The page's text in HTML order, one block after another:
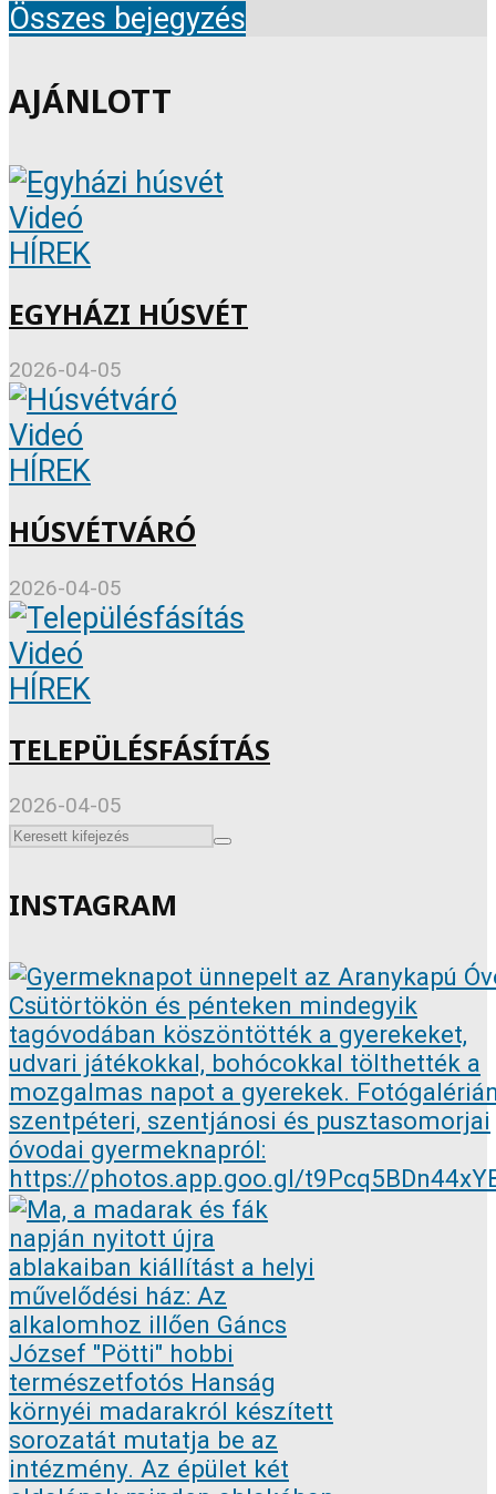
Összes bejegyzés
AJÁNLOTT
Videó
HÍREK
EGYHÁZI HÚSVÉT
2026-04-05
Videó
HÍREK
HÚSVÉTVÁRÓ
2026-04-05
Videó
HÍREK
TELEPÜLÉSFÁSÍTÁS
2026-04-05
INSTAGRAM